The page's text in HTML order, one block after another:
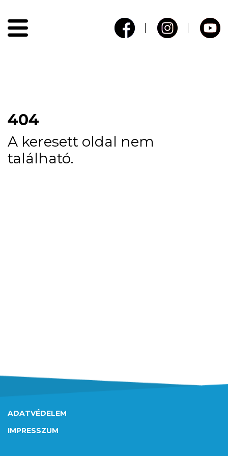
404
A keresett oldal nem
található.
ADATVÉDELEM
IMPRESSZUM